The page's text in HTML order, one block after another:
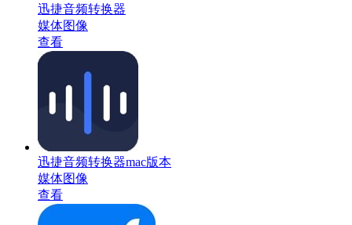
迅捷音频转换器
媒体图像
查看
迅捷音频转换器mac版本
媒体图像
查看